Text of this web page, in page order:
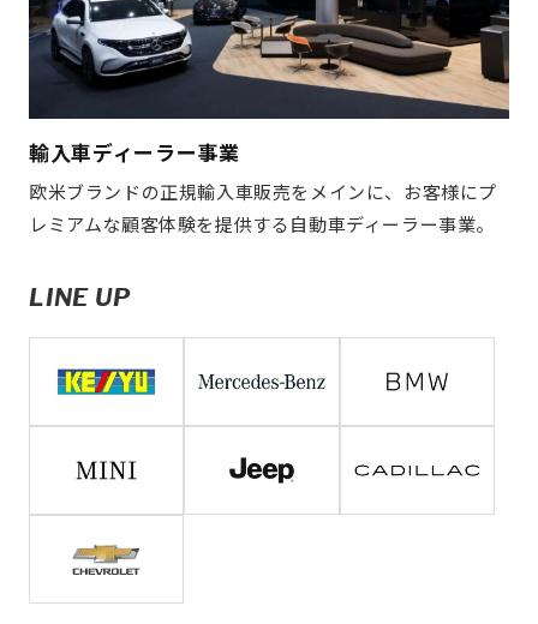
輸入車ディーラー事業
欧米ブランドの正規輸入車販売をメインに、お客様にプ
レミアムな顧客体験を提供する自動車ディーラー事業。
LINE UP